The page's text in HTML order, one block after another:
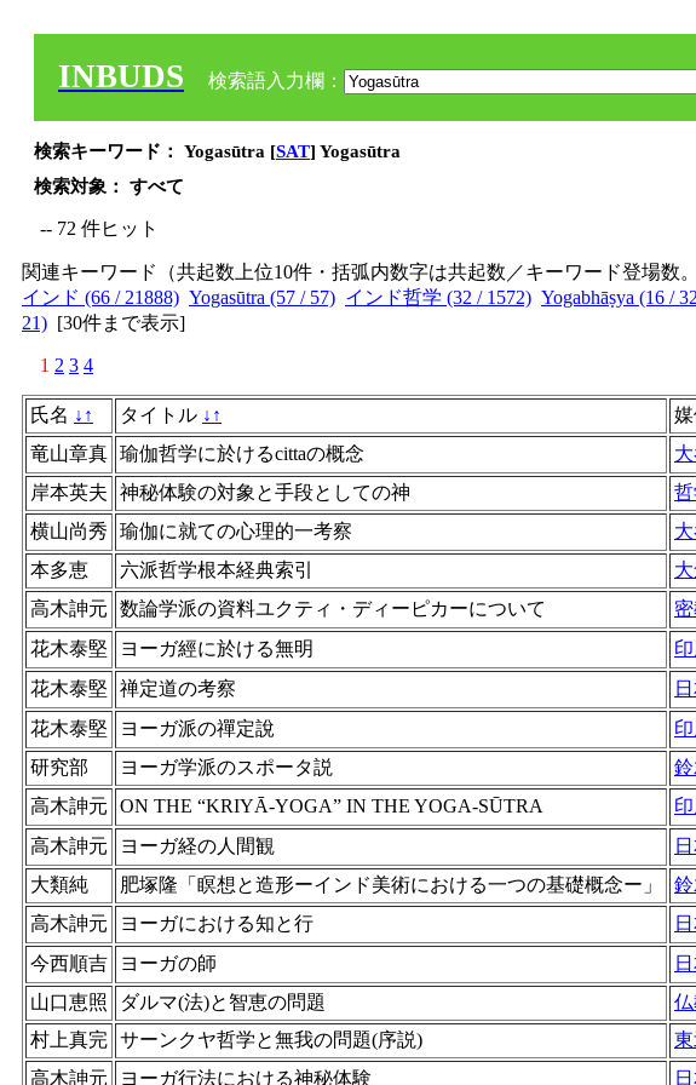
INBUDS 検索語入力欄：
検索キーワード： Yogasūtra [SAT] Yogasūtra
検索対象： すべて
-- 72 件ヒット
関連キーワード（共起数上位10件・括弧内数字は共起数／キーワード登場数
インド (66 / 21888) Yogasūtra (57 / 57) インド哲学 (32 / 1572) Yogabhāṣya (16 /
21) [30件まで表示]
1 2 3 4
氏名 ↓ ↑ タイトル ↓ ↑
竜山章真 瑜伽哲学に於けるcittaの概念
岸本英夫
神秘体験の対象と手段としての神
横山尚秀
瑜伽に就ての心理的一考察
本多恵
六派哲学根本経典索引
高木訷元
数論学派の資料ユクティ・ディーピカーについて
花木泰堅
ヨーガ經に於ける無明
花木泰堅
禅定道の考察
花木泰堅
ヨーガ派の禪定說
研究部
ヨーガ学派のスポータ説
高木訷元
ON THE “KRIYĀ-YOGA” IN THE YOGA-SŪTRA
高木訷元
ヨーガ経の人間観
大類純
肥塚隆「瞑想と造形ーインド美術における一つの基礎概念ー」
高木訷元
ヨーガにおける知と行
今西順吉
ヨーガの師
山口恵照
ダルマ(法)と智恵の問題
村上真完 サーンクヤ哲学と無我の問題(序説)
高木訷元
ヨーガ行法における神秘体験